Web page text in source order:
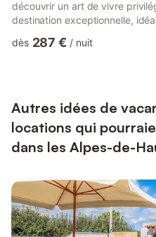
découvrir un art de vivre
destination exceptionnelle,
complètement hors du
pour se...
dès 287 € / nuit
Autres idées de
locations qui
dans les Alpes-de-